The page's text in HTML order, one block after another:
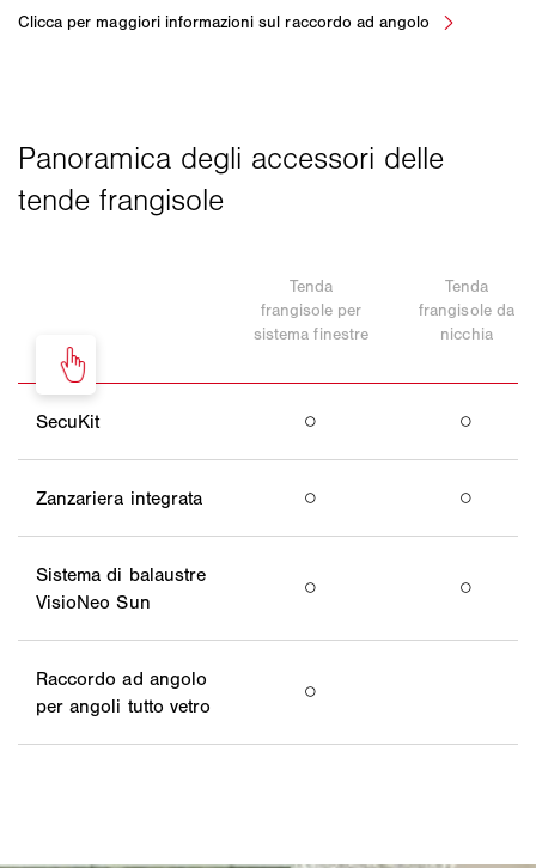
Tenda
frangisole per
sistema finestre
Tenda
frangisole da
nicchia
SecuKit ○ ○
Zanzariera integrata ○ ○
Sistema di balaustre
VisioNeo Sun
○ ○
Raccordo ad angolo
per angoli tutto vetro
○